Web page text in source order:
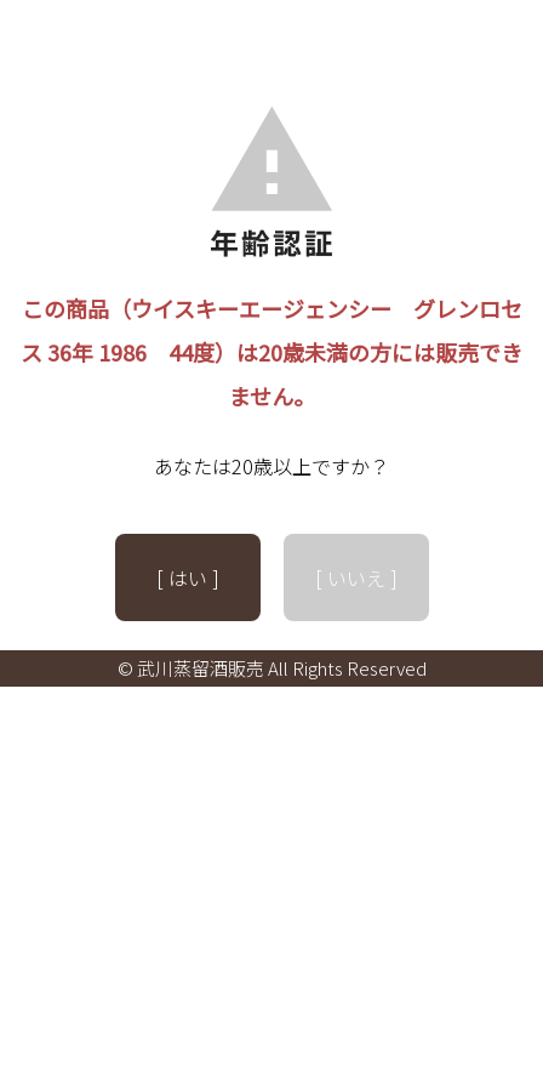
この商品（ウイスキーエージェンシー グレンロセ
ス 36年 1986 44度）は20歳未満の方には販売でき
ません。
あなたは20歳以上ですか？
[ はい ] [ いいえ ]
© 武川蒸留酒販売 All Rights Reserved